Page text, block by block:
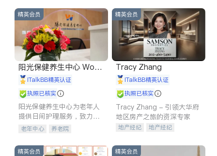
精英会员
阳光保健养生中心 World
shine
iTalkBB精英认证
执照已核实
阳光保健养生中心为老年人
提供日间护理服务，致力于
通过持续的护理创新来有效
老年中心 养老院
精英会员
Tracy Zhang
iTalkBB精英认证
执照已核实
Tracy Zhang - 引领大华府
地区房产之旅的资深专家
地产经纪
地产经纪
商铺租售
精英会员 精英会员